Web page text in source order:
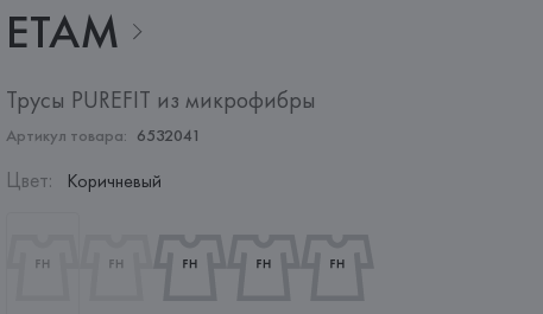
ETAM
Трусы PUREFIT из микрофибры
Артикул товара: 6532041
Цвет: Коричневый